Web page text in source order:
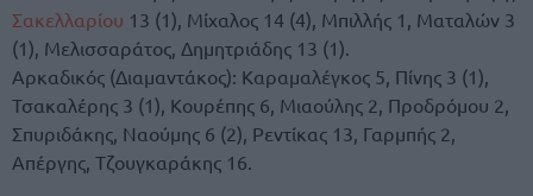
Σακελλαρίου 13 (1), Μίχαλος 14 (4), Μπιλλής 1, Ματαλών 3
(1), Μελισσαράτος, Δημητριάδης 13 (1).
Αρκαδικός (Διαμαντάκος): Καραμαλέγκος 5, Πίνης 3 (1),
Τσακαλέρης 3 (1), Κουρέπης 6, Μιαούλης 2, Προδρόμου 2,
Σπυριδάκης, Ναούμης 6 (2), Ρεντίκας 13, Γαρμπής 2,
Απέργης, Τζουγκαράκης 16.